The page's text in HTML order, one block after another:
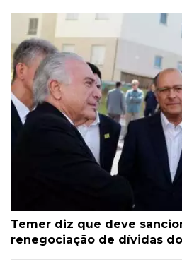
Temer diz que deve
renegociação de dívidas